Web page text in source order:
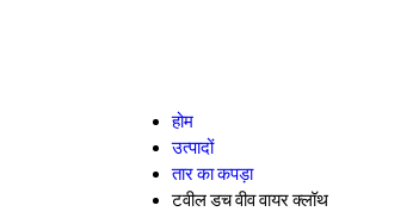
होम
उत्पादों
तार का कपड़ा
टवील डच वीव वायर क्लॉथ